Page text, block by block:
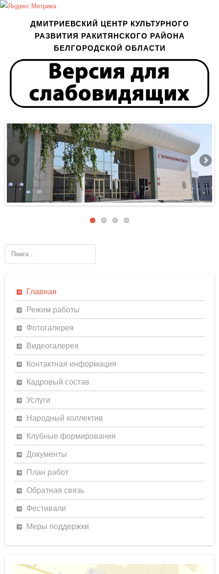
ДМИТРИЕВСКИЙ ЦЕНТР КУЛЬТУРНОГО
РАЗВИТИЯ РАКИТЯНСКОГО РАЙОНА
БЕЛГОРОДСКОЙ ОБЛАСТИ
Главная
Режим работы
Фотогалерея
Видеогалерея
Контактная информация
Кадровый состав
Услуги
Народный коллектив
Клубные формирования
Документы
План работ
Обратная связь
Фестивали
Меры поддержки